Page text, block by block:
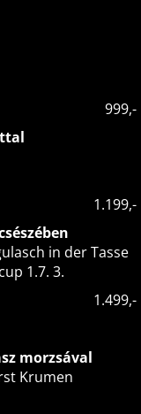
999,-
1.199,-
in der Tasse
1.7. 3.
1.499,-
morzsával
Krumen